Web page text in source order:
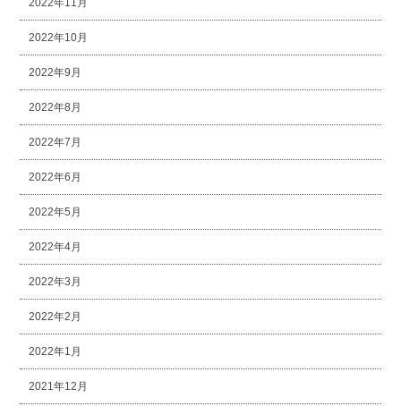
2022年11月
2022年10月
2022年9月
2022年8月
2022年7月
2022年6月
2022年5月
2022年4月
2022年3月
2022年2月
2022年1月
2021年12月